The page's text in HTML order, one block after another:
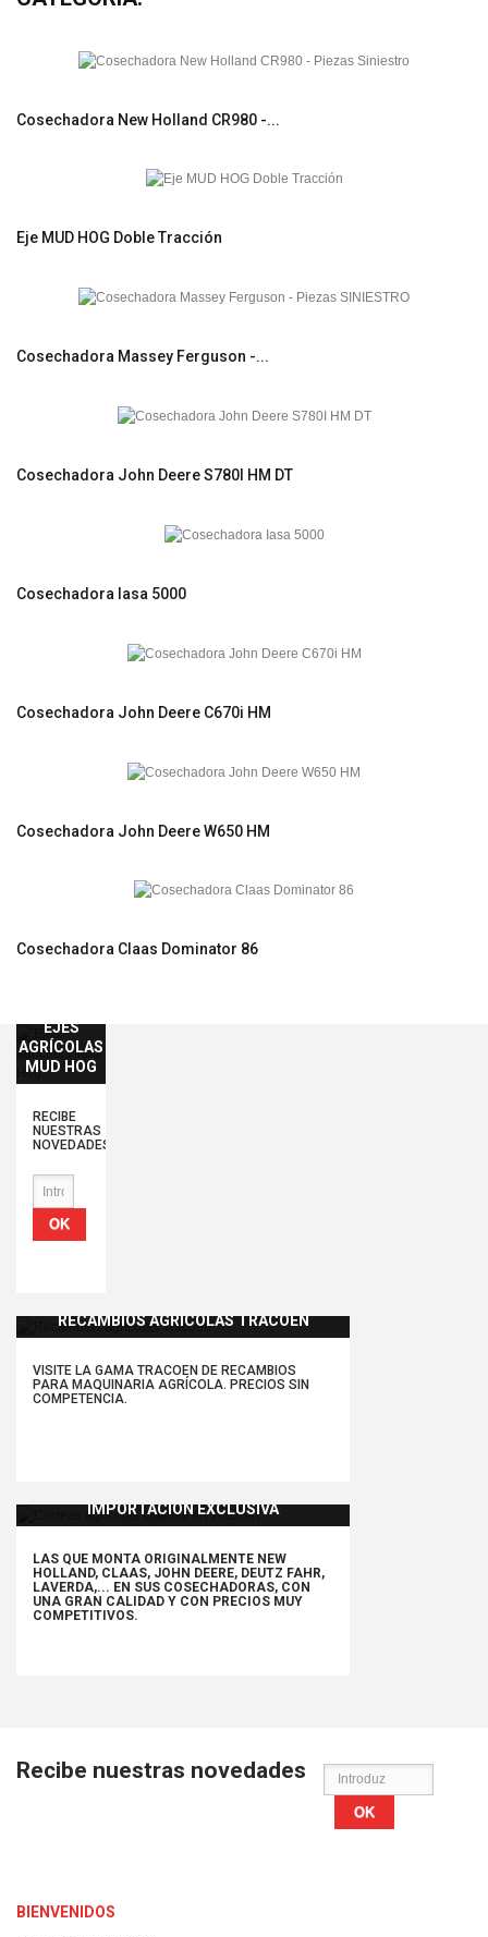
Cosechadora New Holland CR980 -...
Eje MUD HOG Doble Tracción
Cosechadora Massey Ferguson -...
Cosechadora John Deere S780I HM DT
Cosechadora Iasa 5000
Cosechadora John Deere C670i HM
Cosechadora John Deere W650 HM
Cosechadora Claas Dominator 86
EJES
AGRÍCOLAS
MUD HOG
RECIBE
NUESTRAS
NOVEDADES
OK
RECAMBIOS AGRÍCOLAS TRACOEN
VISITE LA GAMA TRACOEN DE RECAMBIOS
PARA MAQUINARIA AGRÍCOLA. PRECIOS SIN
COMPETENCIA.
IMPORTACIÓN EXCLUSIVA
LAS QUE MONTA ORIGINALMENTE NEW
HOLLAND, CLAAS, JOHN DEERE, DEUTZ FAHR,
LAVERDA,... EN SUS COSECHADORAS, CON
UNA GRAN CALIDAD Y CON PRECIOS MUY
COMPETITIVOS.
Recibe nuestras novedades
OK
BIENVENIDOS